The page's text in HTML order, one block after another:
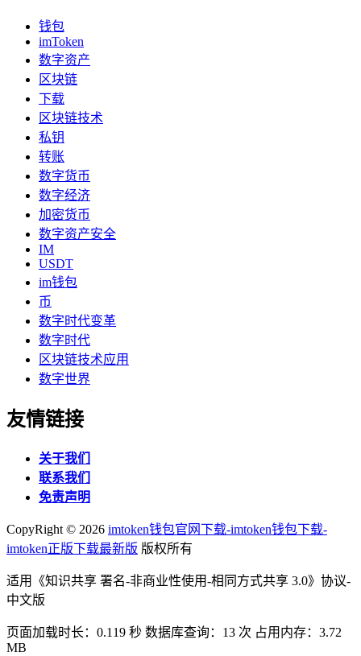
钱包
imToken
数字资产
区块链
下载
区块链技术
私钥
转账
数字货币
数字经济
加密货币
数字资产安全
IM
USDT
im钱包
币
数字时代变革
数字时代
区块链技术应用
数字世界
友情链接
关于我们
联系我们
免责声明
CopyRight © 2026 imtoken钱包官网下载-imtoken钱包下载-
imtoken正版下载最新版 版权所有
适用《知识共享 署名-非商业性使用-相同方式共享 3.0》协议-
中文版
页面加载时长：0.119 秒 数据库查询：13 次 占用内存：3.72
MB